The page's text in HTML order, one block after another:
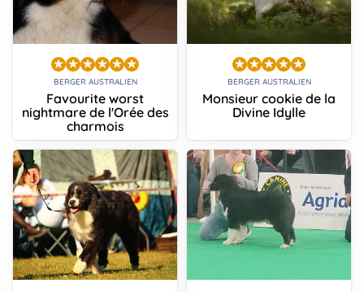
BERGER AUSTRALIEN
Favourite worst
nightmare de l'Orée des
charmois
BERGER AUSTRALIEN
Monsieur cookie de la
Divine Idylle